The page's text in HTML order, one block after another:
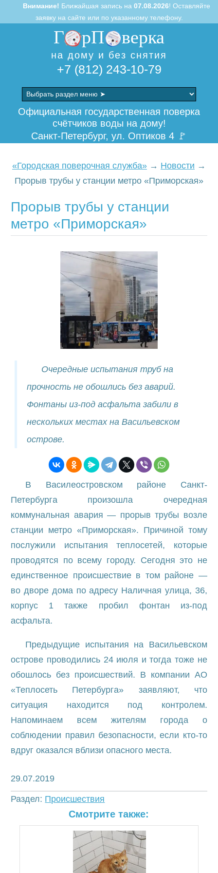
Внимание! Ближайшая запись на 07.08.2026! Оставляйте
заявку на сайте или по указанному телефону.
Г рП верка
на дому и без снятия
+7 (812) 243-10-79
Официальная государственная поверка
счётчиков воды на дому!
Санкт-Петербург, ул. Оптиков 4 🚩
«Городская поверочная служба» → Новости →
Прорыв трубы у станции метро «Приморская»
Прорыв трубы у станции
метро «Приморская»
Очередные испытания труб на
прочность не обошлись без аварий.
Фонтаны из-под асфальта забили в
нескольких местах на Васильевском
острове.
В Василеостровском районе Санкт-
Петербурга произошла очередная
коммунальная авария — прорыв трубы возле
станции метро «Приморская». Причиной тому
послужили испытания теплосетей, которые
проводятся по всему городу. Сегодня это не
единственное происшествие в том районе —
во дворе дома по адресу Наличная улица, 36,
корпус 1 также пробил фонтан из-под
асфальта.
Предыдущие испытания на Васильевском
острове проводились 24 июля и тогда тоже не
обошлось без происшествий. В компании АО
«Теплосеть Петербурга» заявляют, что
ситуация находится под контролем.
Напоминаем всем жителям города о
соблюдении правил безопасности, если кто-то
вдруг оказался вблизи опасного места.
29.07.2019
Раздел: Происшествия
Смотрите также: